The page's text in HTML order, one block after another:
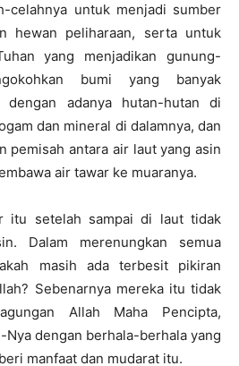
celahnya untuk menjadi sumber
hewan peliharaan, serta untuk
yang menjadikan gunung-
bumi yang banyak
dengan adanya hutan-hutan di
dan mineral di dalamnya, dan
pemisah antara air laut yang asin
air tawar ke muaranya.
itu setelah sampai di laut tidak
Dalam merenungkan semua
masih ada terbesit pikiran
Sebenarnya mereka itu tidak
Allah Maha Pencipta,
Nya dengan berhala-berhala yang
manfaat dan mudarat itu.